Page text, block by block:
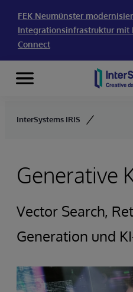
FEK Neumünster
Integrationsinfrastruktur mit
Connect
Skip to content
Menu
InterSystems IRIS
Generative
Vector Search,
Generation und